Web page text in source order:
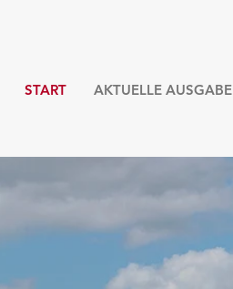
START AKTUELLE AUSGABE